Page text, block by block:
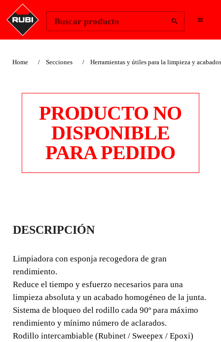
Buscar producto
Home Secciones Herramientas y útiles para la limpieza y acabados
PRODUCTO NO
DISPONIBLE
PARA PEDIDO
RODILLO
RECAMBIO
RUBINELA
Limpiadora con esponja recogedora de gran rendimiento.
Reduce el tiempo y esfuerzo necesarios para una limpieza
absoluta y un acabado homogéneo de la junta.
DESCRIPCIÓN
Limpiadora con esponja recogedora de gran
rendimiento.
Reduce el tiempo y esfuerzo necesarios para una
limpieza absoluta y un acabado homogéneo de la junta.
Sistema de bloqueo del rodillo cada 90º para máximo
rendimiento y mínimo número de aclarados.
Rodillo intercambiable (Rubinet / Sweepex / Epoxi)